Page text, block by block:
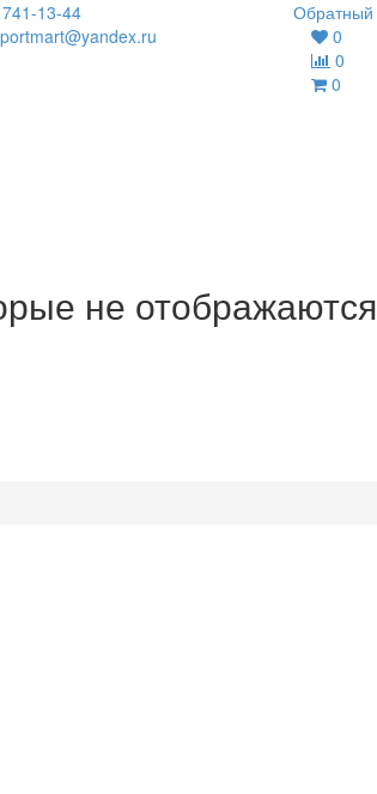
13-44
portmart@yandex.ru
Обратный
0
0
0
не